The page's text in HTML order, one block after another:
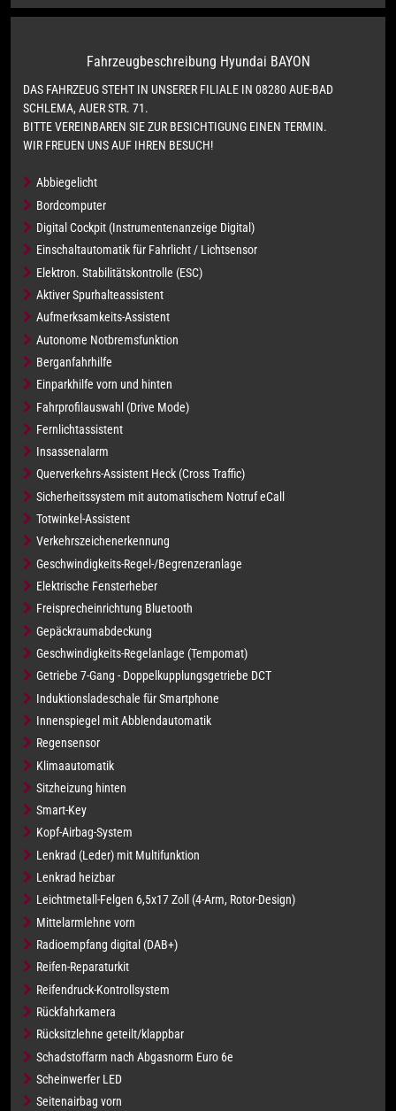
Fahrzeugbeschreibung Hyundai BAYON
DAS FAHRZEUG STEHT IN UNSERER FILIALE IN 08280 AUE-BAD
SCHLEMA, AUER STR. 71.
BITTE VEREINBAREN SIE ZUR BESICHTIGUNG EINEN TERMIN.
WIR FREUEN UNS AUF IHREN BESUCH!
Abbiegelicht
Bordcomputer
Digital Cockpit (Instrumentenanzeige Digital)
Einschaltautomatik für Fahrlicht / Lichtsensor
Elektron. Stabilitätskontrolle (ESC)
Aktiver Spurhalteassistent
Aufmerksamkeits-Assistent
Autonome Notbremsfunktion
Berganfahrhilfe
Einparkhilfe vorn und hinten
Fahrprofilauswahl (Drive Mode)
Fernlichtassistent
Insassenalarm
Querverkehrs-Assistent Heck (Cross Traffic)
Sicherheitssystem mit automatischem Notruf eCall
Totwinkel-Assistent
Verkehrszeichenerkennung
Geschwindigkeits-Regel-/Begrenzeranlage
Elektrische Fensterheber
Freisprecheinrichtung Bluetooth
Gepäckraumabdeckung
Geschwindigkeits-Regelanlage (Tempomat)
Getriebe 7-Gang - Doppelkupplungsgetriebe DCT
Induktionsladeschale für Smartphone
Innenspiegel mit Abblendautomatik
Regensensor
Klimaautomatik
Sitzheizung hinten
Smart-Key
Kopf-Airbag-System
Lenkrad (Leder) mit Multifunktion
Lenkrad heizbar
Leichtmetall-Felgen 6,5x17 Zoll (4-Arm, Rotor-Design)
Mittelarmlehne vorn
Radioempfang digital (DAB+)
Reifen-Reparaturkit
Reifendruck-Kontrollsystem
Rückfahrkamera
Rücksitzlehne geteilt/klappbar
Schadstoffarm nach Abgasnorm Euro 6e
Scheinwerfer LED
Seitenairbag vorn